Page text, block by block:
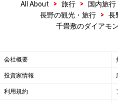
泊まるなら早太郎温泉郷の
をチェック
●二年参り・初詣するなら、
らをチェック
●アクセス
All About > 旅行 > 国内旅行
長野の観光・旅行
> 長
千畳敷のダイアモ
会社概要
投資家情報
利用規約